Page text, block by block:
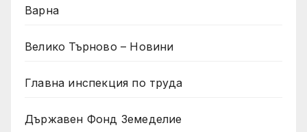
Варна
Велико Търново – Новини
Главна инспекция по труда
Държавен Фонд Земеделие